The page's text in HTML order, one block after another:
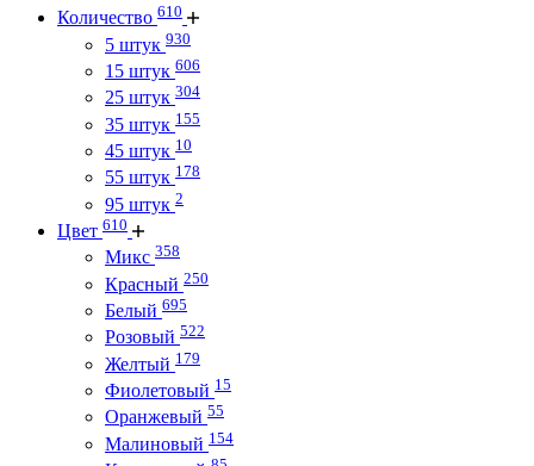
Количество 610
5 штук 930
15 штук 606
25 штук 304
35 штук 155
45 штук 10
55 штук 178
95 штук 2
Цвет 610
Микс 358
Красный 250
Белый 695
Розовый 522
Желтый 179
Фиолетовый 15
Оранжевый 55
Малиновый 154